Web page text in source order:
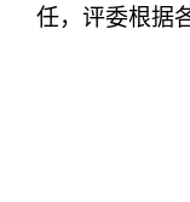
任，评委根据